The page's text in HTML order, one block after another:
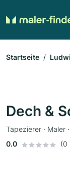
Startseite
Dech &
Tapezierer · Maler
0.0
(0